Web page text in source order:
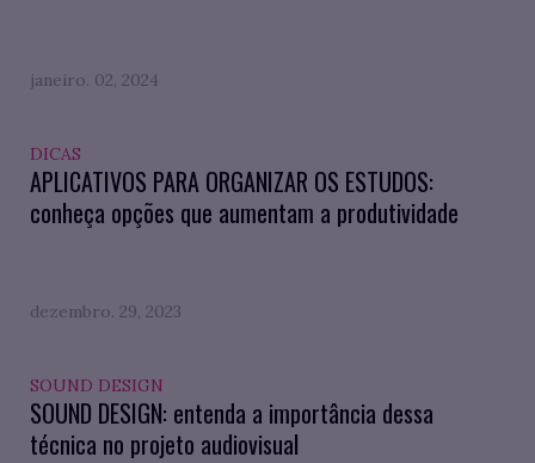
janeiro. 02, 2024
DICAS
APLICATIVOS PARA ORGANIZAR OS ESTUDOS:
conheça opções que aumentam a produtividade
dezembro. 29, 2023
SOUND DESIGN
SOUND DESIGN: entenda a importância dessa
técnica no projeto audiovisual